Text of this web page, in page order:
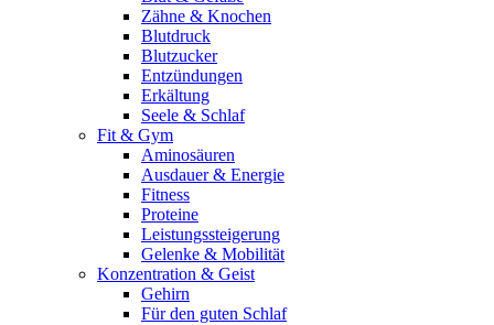
Zähne & Knochen
Blutdruck
Blutzucker
Entzündungen
Erkältung
Seele & Schlaf
Fit & Gym
Aminosäuren
Ausdauer & Energie
Fitness
Proteine
Leistungssteigerung
Gelenke & Mobilität
Konzentration & Geist
Gehirn
Für den guten Schlaf